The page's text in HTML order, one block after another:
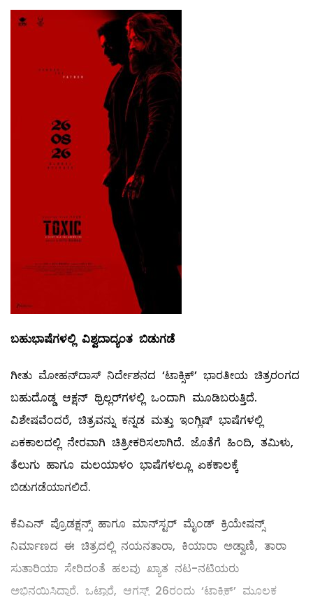
ಬಹುಭಾಷೆಗಳಲ್ಲಿ ವಿಶ್ವದಾದ್ಯಂತ ಬಿಡುಗಡೆ
ಗೀತು ಮೋಹನ್‌ದಾಸ್ ನಿರ್ದೇಶನದ ‘ಟಾಕ್ಸಿಕ್’ ಭಾರತೀಯ ಚಿತ್ರರಂಗದ
ಬಹುದೊಡ್ಡ ಆಕ್ಷನ್ ಥ್ರಿಲ್ಲರ್‌ಗಳಲ್ಲಿ ಒಂದಾಗಿ ಮೂಡಿಬರುತ್ತಿದೆ.
ವಿಶೇಷವೆಂದರೆ, ಚಿತ್ರವನ್ನು ಕನ್ನಡ ಮತ್ತು ಇಂಗ್ಲಿಷ್ ಭಾಷೆಗಳಲ್ಲಿ
ಏಕಕಾಲದಲ್ಲಿ ನೇರವಾಗಿ ಚಿತ್ರೀಕರಿಸಲಾಗಿದೆ. ಜೊತೆಗೆ ಹಿಂದಿ, ತಮಿಳು,
ತೆಲುಗು ಹಾಗೂ ಮಲಯಾಳಂ ಭಾಷೆಗಳಲ್ಲೂ ಏಕಕಾಲಕ್ಕೆ
ಬಿಡುಗಡೆಯಾಗಲಿದೆ.
ಕೆವಿಎನ್ ಪ್ರೊಡಕ್ಷನ್ಸ್ ಹಾಗೂ ಮಾನ್‌ಸ್ಟರ್ ಮೈಂಡ್ ಕ್ರಿಯೇಷನ್ಸ್
ನಿರ್ಮಾಣದ ಈ ಚಿತ್ರದಲ್ಲಿ ನಯನತಾರಾ, ಕಿಯಾರಾ ಅಡ್ವಾಣಿ, ತಾರಾ
ಸುತಾರಿಯಾ ಸೇರಿದಂತೆ ಹಲವು ಖ್ಯಾತ ನಟ-ನಟಿಯರು
ಅಭಿನಯಿಸಿದ್ದಾರೆ. ಒಟ್ಟಾರೆ, ಆಗಸ್ಟ್ 26ರಂದು ‘ಟಾಕ್ಸಿಕ್’ ಮೂಲಕ